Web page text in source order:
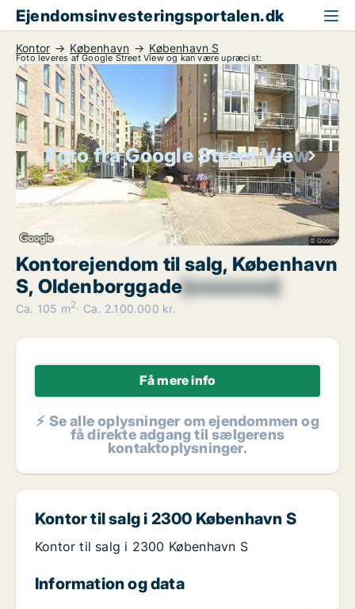
Ejendomsinvesteringsportalen.dk
Kontor København København S
Foto leveres af Google Street View og kan være upræcist:
Foto fra Google Street View
Kontorejendom til salg, København
S, Oldenborggade[xxxxxxxx]
Ca. 105 m2 Ca. 2.100.000 kr.
Få mere info
⚡ Se alle oplysninger om ejendommen og
få direkte adgang til sælgerens
kontaktoplysninger.
Kontor til salg i 2300 København S
Kontor til salg i 2300 København S
Information og data